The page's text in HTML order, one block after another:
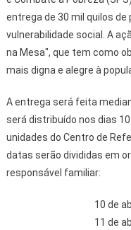
entrega de 30 mil quilos
vulnerabilidade social. A
na Mesa", que tem como
mais digna e alegre à
A entrega será feita
será distribuído nos dias
unidades do Centro de
datas serão divididas em
responsável familiar:
10 de
11 de